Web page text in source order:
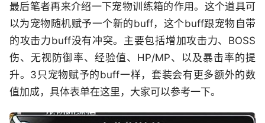
最后笔者再来介绍一下宠物训练箱的作用。这个道具可
以为宠物随机赋予一个新的buff，这个buff跟宠物自带
的攻击力buff没有冲突。主要包括增加攻击力、BOSS
伤、无视防御率、经验值、HP/MP、以及暴击率的提
升。3只宠物赋予的buff一样，套装会有更多额外的数
值加成，具体表单在这里，大家可以参考一下。